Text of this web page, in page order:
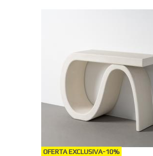
OFERTA EXCLUSIVA-10%